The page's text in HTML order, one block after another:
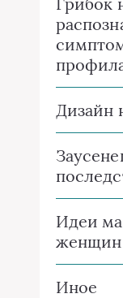
Дизайн
Идеи
женщин
Иное